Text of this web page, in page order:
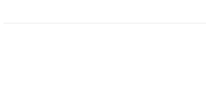
가능성도 있다. 또『상서지원록』 표지에는 정약용이 1821년 5
학교 규장각과 일본 쓰쿠바대학에 각각 소장되어 있다. 두 이본
이루어졌음을 말해 주며, 동시에 이 이본들이 1810년에 저술한 책